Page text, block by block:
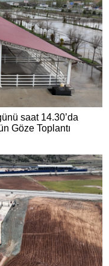
saat 14.30’da
Göze Toplantı